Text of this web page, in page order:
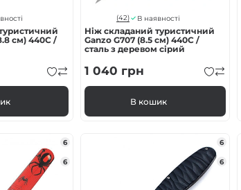
см) 440C /
(42) В наявності
Ніж складаний туристичний
Ganzo G707 (8.5 см) 440C /
сталь з деревом сірий
1 040 грн
В кошик
6
6
6
6